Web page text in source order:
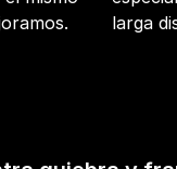
larga